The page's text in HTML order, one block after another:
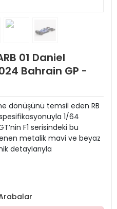
01 Daniel
Bahrain GP -
dönüşünü temsil eden RB
1/64
F1 serisindeki bu
metalik mavi ve beyaz
detaylarıyla